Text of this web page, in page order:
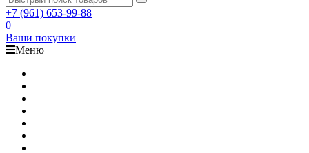
+7 (961) 653-99-88
0
Ваши покупки
Меню